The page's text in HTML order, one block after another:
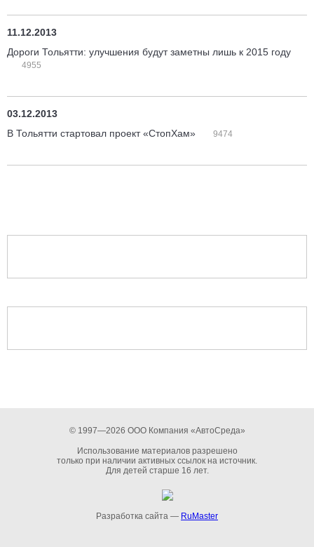
11.12.2013
Дороги Тольятти: улучшения будут заметны лишь к 2015 году
4955
03.12.2013
В Тольятти стартовал проект «СтопХам»
9474
© 1997—2026 ООО Компания «АвтоСреда»
Использование материалов разрешено
только при наличии активных ссылок на источник.
Для детей старше 16 лет.
Разработка сайта — RuMaster